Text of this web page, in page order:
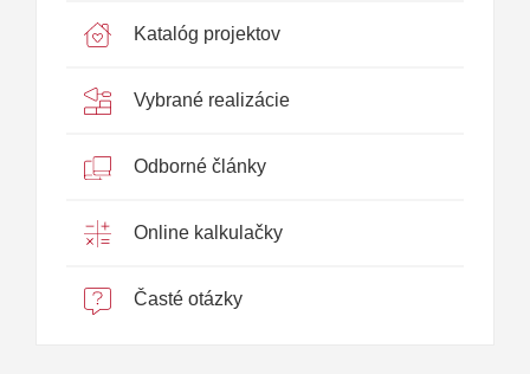
Katalóg projektov
Vybrané realizácie
Odborné články
Online kalkulačky
Časté otázky